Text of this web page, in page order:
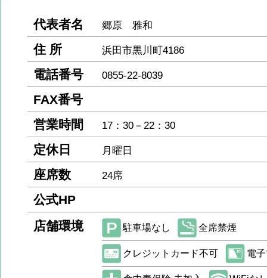
代表者名 郷原 雅和
住 所 浜田市黒川町4186
電話番号 0855-22-8039
FAX番号
営業時間
17：30－22：30
定休日 月曜日
座席数 24席
公式HP
店舗環境
駐車場なし 全席禁煙
クレジットカード不可 電